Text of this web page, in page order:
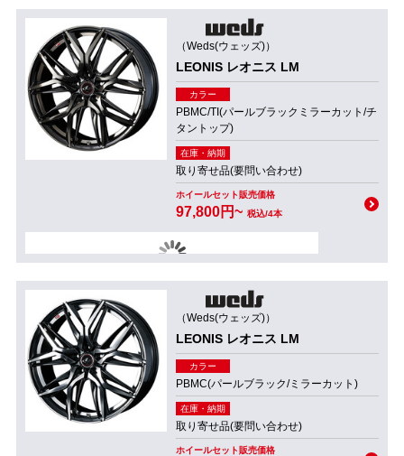
（Weds(ウェッズ)）
LEONIS レオニス LM
カラー
PBMC/TI(パールブラックミラーカット/チ
タントップ)
在庫・納期
取り寄せ品(要問い合わせ)
ホイールセット販売価格
97,800円~ 税込/4本
（Weds(ウェッズ)）
LEONIS レオニス LM
カラー
PBMC(パールブラック/ミラーカット)
在庫・納期
取り寄せ品(要問い合わせ)
ホイールセット販売価格